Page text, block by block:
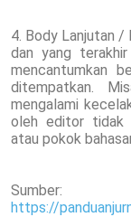
4. Body Lanjutan /
dan yang
mencantumkan
ditempatkan.
mengalami
oleh editor tidak
atau pokok
Sumber:
https://